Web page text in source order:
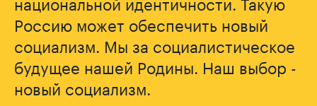
Россию может обеспечить новый
социализм. Мы за социалистическое
будущее нашей Родины. Наш выбор -
новый социализм.